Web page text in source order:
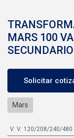
MARS 100
Solicitar
Mars
V: V: 120/208/240/480